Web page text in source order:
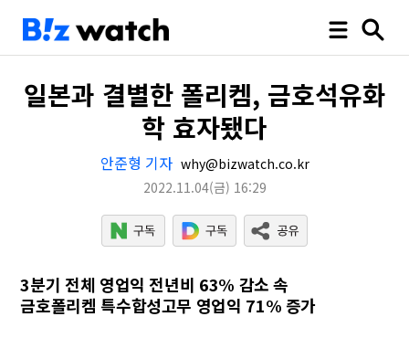
일본과 결별한 폴리켐, 금호석유화
학 효자됐다
안준형 기자 why@bizwatch.co.kr
2022.11.04(금) 16:29
3분기 전체 영업익 전년비 63% 감소 속
금호폴리켐 특수합성고무 영업익 71% 증가